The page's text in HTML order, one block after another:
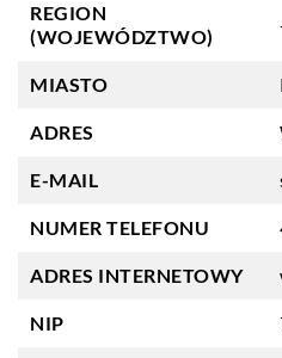
REGION
(WOJEWÓDZTWO)
MIASTO
ADRES
E-MAIL
NUMER TELEFONU
ADRES INTERNETOWY
NIP